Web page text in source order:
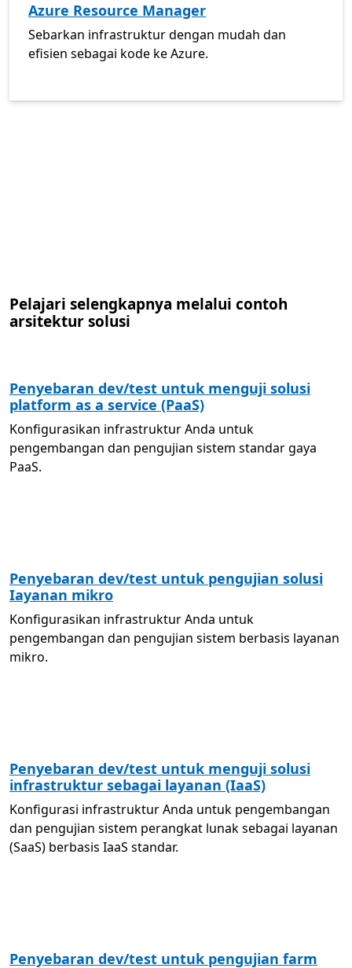
Azure Resource Manager
Sebarkan infrastruktur dengan mudah dan
efisien sebagai kode ke Azure.
Pelajari selengkapnya melalui contoh
arsitektur solusi
Penyebaran dev/test untuk menguji solusi
platform as a service (PaaS)
Konfigurasikan infrastruktur Anda untuk
pengembangan dan pengujian sistem standar gaya
PaaS.
Penyebaran dev/test untuk pengujian solusi
Iayanan mikro
Konfigurasikan infrastruktur Anda untuk
pengembangan dan pengujian sistem berbasis layanan
mikro.
Penyebaran dev/test untuk menguji solusi
infrastruktur sebagai layanan (IaaS)
Konfigurasi infrastruktur Anda untuk pengembangan
dan pengujian sistem perangkat lunak sebagai layanan
(SaaS) berbasis IaaS standar.
Penyebaran dev/test untuk pengujian farm